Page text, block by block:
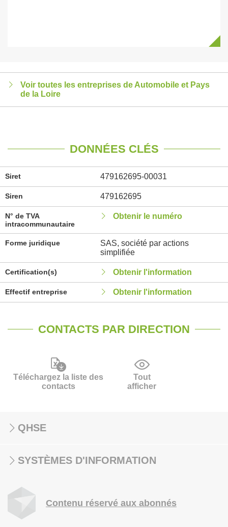
Voir toutes les entreprises de Automobile et Pays
de la Loire
DONNÉES CLÉS
Siret 479162695-00031
Siren 479162695
N° de TVA
intracommunautaire
Obtenir le numéro
Forme juridique
SAS, société par actions
simplifiée
Certification(s) Obtenir l'information
Effectif entreprise Obtenir l'information
CONTACTS PAR DIRECTION
Téléchargez la liste des
contacts
Tout
afficher
QHSE
SYSTÈMES D'INFORMATION
Contenu réservé aux abonnés